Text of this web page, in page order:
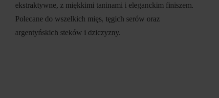
ekstraktywne, z miękkimi taninami i eleganckim finiszem.
Polecane do wszelkich mięs, tęgich serów oraz
argentyńskich steków i dziczyzny.